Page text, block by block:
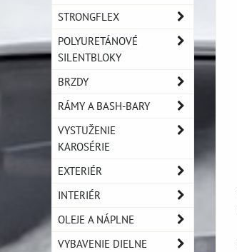
STRONGFLEX
POLYURETÁNOVÉ
SILENTBLOKY
BRZDY
RÁMY A BASH-BARY
VYSTUŽENIE
KAROSÉRIE
EXTERIÉR
INTERIÉR
OLEJE A NÁPLNE
VYBAVENIE DIELNE